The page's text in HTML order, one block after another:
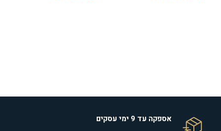
אספקה עד 9 ימי עסקים